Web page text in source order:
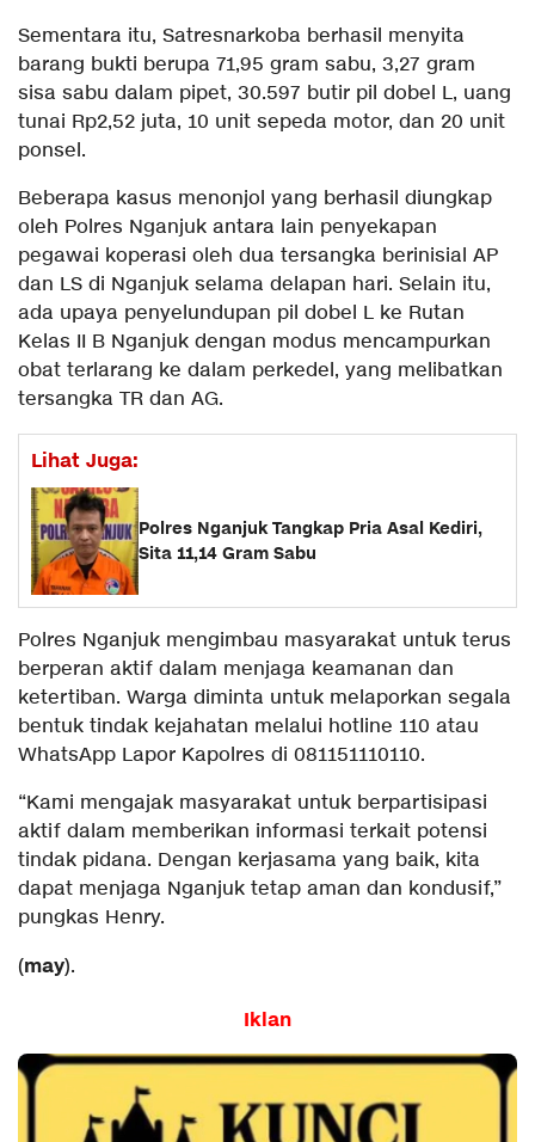
Sementara itu, Satresnarkoba berhasil menyita
barang bukti berupa 71,95 gram sabu, 3,27 gram
sisa sabu dalam pipet, 30.597 butir pil dobel L, uang
tunai Rp2,52 juta, 10 unit sepeda motor, dan 20 unit
ponsel.
Beberapa kasus menonjol yang berhasil diungkap
oleh Polres Nganjuk antara lain penyekapan
pegawai koperasi oleh dua tersangka berinisial AP
dan LS di Nganjuk selama delapan hari. Selain itu,
ada upaya penyelundupan pil dobel L ke Rutan
Kelas II B Nganjuk dengan modus mencampurkan
obat terlarang ke dalam perkedel, yang melibatkan
tersangka TR dan AG.
Lihat Juga:
Polres Nganjuk Tangkap Pria Asal Kediri,
Sita 11,14 Gram Sabu
Polres Nganjuk mengimbau masyarakat untuk terus
berperan aktif dalam menjaga keamanan dan
ketertiban. Warga diminta untuk melaporkan segala
bentuk tindak kejahatan melalui hotline 110 atau
WhatsApp Lapor Kapolres di 081151110110.
“Kami mengajak masyarakat untuk berpartisipasi
aktif dalam memberikan informasi terkait potensi
tindak pidana. Dengan kerjasama yang baik, kita
dapat menjaga Nganjuk tetap aman dan kondusif,”
pungkas Henry.
(may).
Iklan